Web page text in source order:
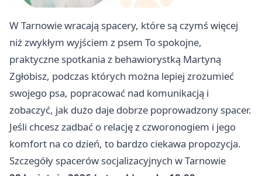
W Tarnowie wracają spacery, które są czymś więcej
niż zwykłym wyjściem z psem To spokojne,
praktyczne spotkania z behawiorystką Martyną
Zgłobisz, podczas których można lepiej zrozumieć
swojego psa, popracować nad komunikacją i
zobaczyć, jak dużo daje dobrze poprowadzony spacer.
Jeśli chcesz zadbać o relację z czworonogiem i jego
komfort na co dzień, to bardzo ciekawa propozycja.
Szczegóły spacerów socjalizacyjnych w Tarnowie